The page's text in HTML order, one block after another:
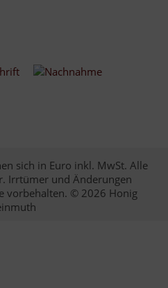
sich in Euro inkl. MwSt. Alle
Irrtümer und Änderungen
vorbehalten. © 2026 Honig